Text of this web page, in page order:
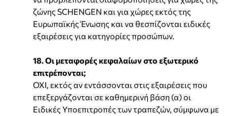
ζώνης SCHENGEN και για χώρες εκτός της
Ευρωπαϊκής Ένωσης και να θεσπίζονται ειδικές
εξαιρέσεις για κατηγορίες προσώπων.
18. Οι μεταφορές κεφαλαίων στο εξωτερικό
επιτρέπονται;
ΟΧΙ, εκτός αν εντάσσονται στις εξαιρέσεις που
επεξεργάζονται σε καθημερινή βάση (α) οι
Ειδικές Υποεπιτροπές των τραπεζών, σύμφωνα με